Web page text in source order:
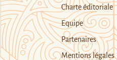
Charte éditoriale
Equipe
Partenaires
Mentions légales